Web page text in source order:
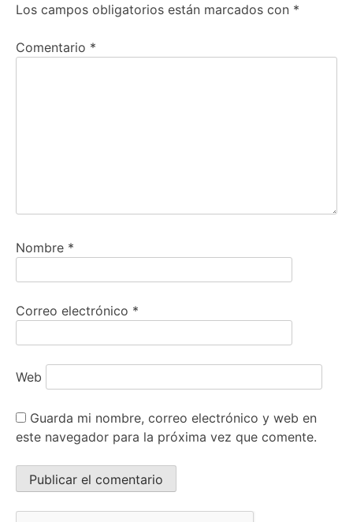
Los campos obligatorios están marcados con *
Comentario *
Nombre *
Correo electrónico *
Web
Guarda mi nombre, correo electrónico y web en
este navegador para la próxima vez que comente.